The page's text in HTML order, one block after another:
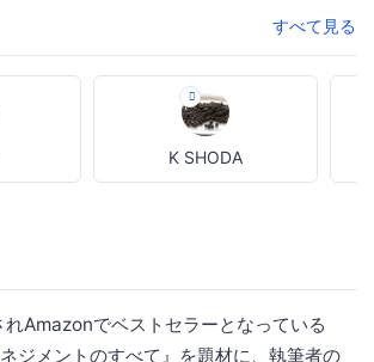
すべて見る
K SHODA
Amazonでベストセラーとなっている
ネジメントのすべて』を題材に、執筆者の